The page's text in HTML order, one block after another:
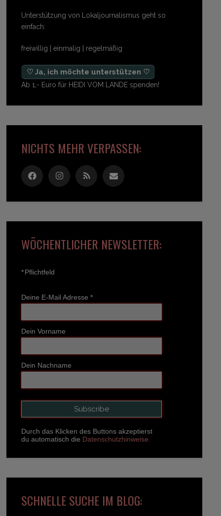
Unterstützung von Lokaljournalismus geht so
einfach:
freiwillig | einmalig | regelmäßig
♡ Ja, ich möchte unterstützen ♡
Ab 1,- Euro für HEIDI VOM LANDE spenden!
NICHTS MEHR VERPASSEN:
WÖCHENTLICHER NEWSLETTER:
*Pflichtfeld
Deine E-Mail Adresse *
Dein Vorname
Dein Nachname
Durch das Klicken des Buttons akzeptierst
du automatisch die Datenschutzhinweise.
SCHNELLE SUCHE IM BLOG: